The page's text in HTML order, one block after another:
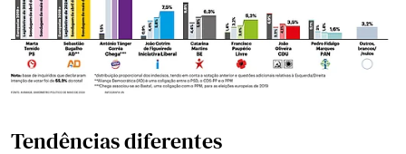
Tendências diferentes